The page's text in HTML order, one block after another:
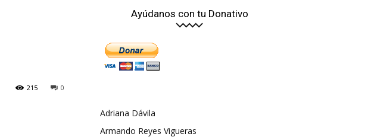
0
215
Ayúdanos con tu Donativo
Adriana Dávila
Armando Reyes Vigueras